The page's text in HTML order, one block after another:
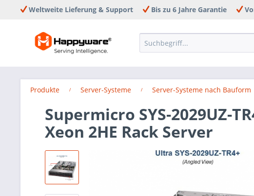
Weltweite Lieferung & Support Bis zu 6 Jahre Garantie
Produkte Server-Systeme Server-Systeme nach Bauform
Supermicro SYS-2029UZ-
Xeon 2HE Rack Server